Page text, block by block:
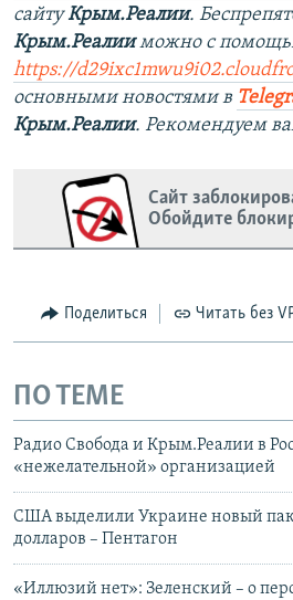
сайтуКрым.Реалии.
Крым.Реалииможно с
https://
основными новостями в
Крым.Реалии. Рекомендуем
Сайт
Обойдите
Поделиться Читать без
ПО ТЕМЕ
Радио Свобода и Крым.Реалии в
«нежелательной» организацией
США выделили Украине новый
долларов – Пентагон
«Иллюзий нет»: Зеленский – о